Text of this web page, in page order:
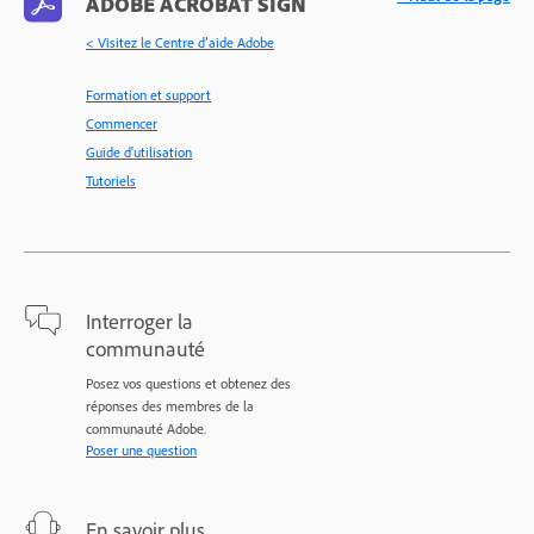
< Visitez le Centre d’aide Adobe
Formation et support
Commencer
Guide d'utilisation
Tutoriels
Interroger la
communauté
Posez vos questions et obtenez des
réponses des membres de la
communauté Adobe.
Poser une question